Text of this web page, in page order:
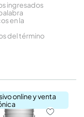
ingresados
en la
del término
online y venta